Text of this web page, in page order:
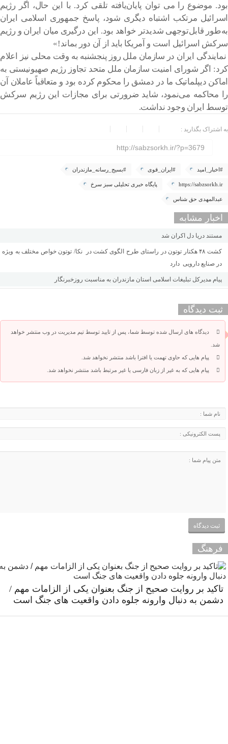
بود. موضوع را می توان پایان‌یافته تلقی کرد. با این حال، اگر رژیم
اسرائیل مرتکب اشتباه دیگری شود، پاسخ جمهوری اسلامی ایران
به‌طور قابل‌توجهی شدیدتر خواهد بود. این درگیری میان ایران و رژیم
سرکش اسرائیل است و آمریکا باید از آن دور بماند!»
نمایندگی ایران در سازمان ملل روز پنجشنبه به وقت محلی نیز اعلام
کرد: اگر شورای امنیت سازمان ملل متحد تجاوز رژیم صهیونیستی به
اماکن دیپلماتیک ما در دمشق را محکوم کرده بود و متعاقباً عاملان آن
را محاکمه می‌نمود، شاید ضرورتی برای مجازات این رژیم سرکش
توسط ایران وجود نداشت.
به اشتراک بگذارید :
http://sabzsorkh.ir/?p=3679
#اخبار_امید #ایران_قوی #بسیج_رسانه_مازندران
https://sabzsorkh.ir پایگاه خبری تحلیلی سبز سرخ
عبدالمهدی حق شناس
اخبار مشابه
مستند دریا دل اکران شد
کشت ۴۸ هکتار توتون در راستای طرح الگوی کشت در نکا/ توتون خواص مختلف به ویژه
در صنایع دارویی دارد
پیام مدیرکل تبلیغات اسلامی استان مازندران به مناسبت روزخبرنگار
ثبت دیدگاه
دیدگاه های ارسال شده توسط شما، پس از تایید توسط تیم مدیریت در وب منتشر خواهد
شد.
پیام هایی که حاوی تهمت یا افترا باشد منتشر نخواهد شد.
پیام هایی که به غیر از زبان فارسی یا غیر مرتبط باشد منتشر نخواهد شد.
فرهنگ
تاکید بر روایت صحیح از جنگ بعنوان یکی از الزامات مهم /
دشمن به دنبال وارونه جلوه دادن واقعیت های جنگ است